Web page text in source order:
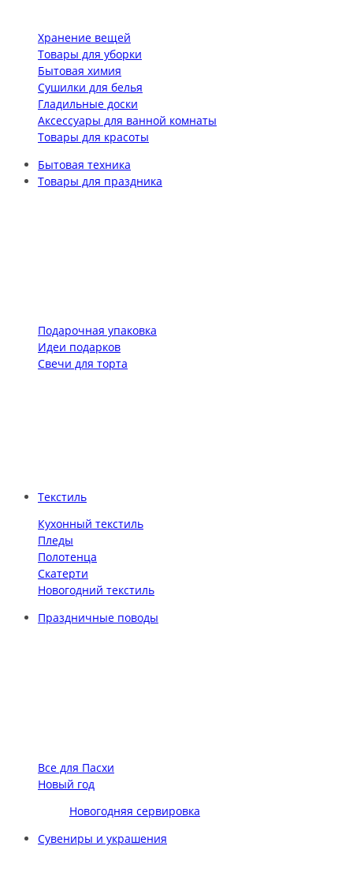
Хранение вещей
Товары для уборки
Бытовая химия
Сушилки для белья
Гладильные доски
Аксессуары для ванной комнаты
Товары для красоты
Бытовая техника
Товары для праздника
Подарочная упаковка
Идеи подарков
Свечи для торта
Текстиль
Кухонный текстиль
Пледы
Полотенца
Скатерти
Новогодний текстиль
Праздничные поводы
Все для Пасхи
Новый год
Новогодняя сервировка
Сувениры и украшения